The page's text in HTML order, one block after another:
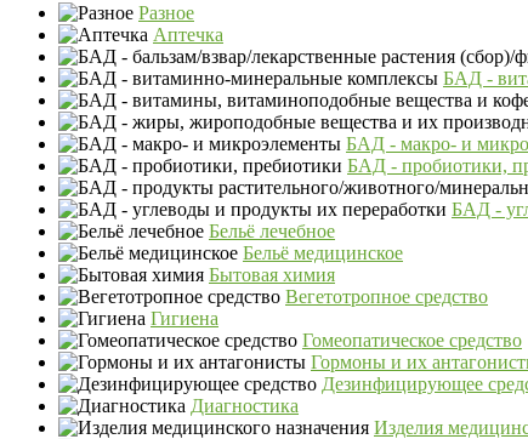
Разное
Аптечка
БАД -
БАД - макро- и
БАД - пробиотики,
БАД -
Бельё лечебное
Бельё медицинское
Бытовая химия
Вегетотропное средство
Гигиена
Гомеопатическое средство
Гормоны и их
Дезинфицирующее
Диагностика
Изделия